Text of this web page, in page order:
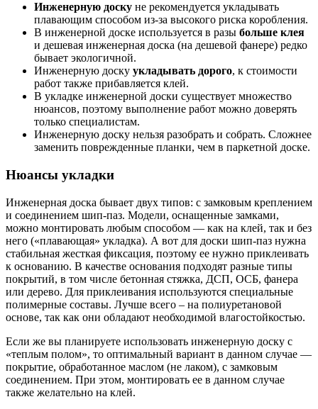
Инженерную доску не рекомендуется укладывать
плавающим способом из-за высокого риска коробления.
В инженерной доске используется в разы больше клея
и дешевая инженерная доска (на дешевой фанере) редко
бывает экологичной.
Инженерную доску укладывать дорого, к стоимости
работ также прибавляется клей.
В укладке инженерной доски существует множество
нюансов, поэтому выполнение работ можно доверять
только специалистам.
Инженерную доску нельзя разобрать и собрать. Сложнее
заменить поврежденные планки, чем в паркетной доске.
Нюансы укладки
Инженерная доска бывает двух типов: с замковым креплением
и соединением шип-паз. Модели, оснащенные замками,
можно монтировать любым способом — как на клей, так и без
него («плавающая» укладка). А вот для доски шип-паз нужна
стабильная жесткая фиксация, поэтому ее нужно приклеивать
к основанию. В качестве основания подходят разные типы
покрытий, в том числе бетонная стяжка, ДСП, ОСБ, фанера
или дерево. Для приклеивания используются специальные
полимерные составы. Лучше всего – на полиуретановой
основе, так как они обладают необходимой влагостойкостью.
Если же вы планируете использовать инженерную доску с
«теплым полом», то оптимальный вариант в данном случае —
покрытие, обработанное маслом (не лаком), с замковым
соединением. При этом, монтировать ее в данном случае
также желательно на клей.